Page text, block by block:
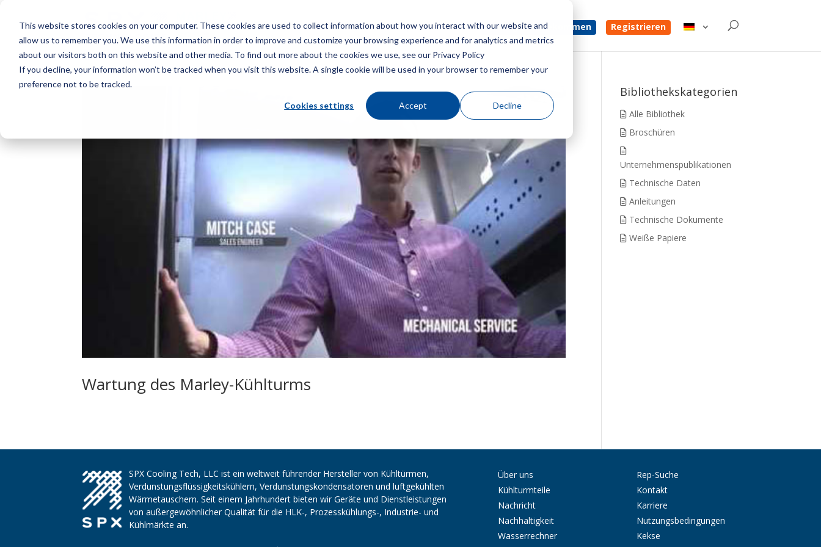
This website stores cookies on your computer. These cookies are used to collect information about how you interact with our website and
allow us to remember you. We use this information in order to improve and customize your browsing experience and for analytics and metrics
about our visitors both on this website and other media. To find out more about the cookies we use, see our Privacy Policy
If you decline, your information won’t be tracked when you visit this website. A single cookie will be used in your browser to remember your
preference not to be tracked.
Cookies settings Accept Decline
Speisekarte Ein Angebot bekommen Registrieren
Wartung des Marley-Kühlturms
Bibliothekskategorien
Alle Bibliothek
Broschüren
Unternehmenspublikationen
Technische Daten
Anleitungen
Technische Dokumente
Weiße Papiere
SPX Cooling Tech, LLC ist ein weltweit führender Hersteller von Kühltürmen,
Verdunstungsflüssigkeitskühlern, Verdunstungskondensatoren und luftgekühlten
Wärmetauschern. Seit einem Jahrhundert bieten wir Geräte und Dienstleistungen
von außergewöhnlicher Qualität für die HLK-, Prozesskühlungs-, Industrie- und
Kühlmärkte an.
Über uns
Kühlturmteile
Nachricht
Nachhaltigkeit
Wasserrechner
Rep-Suche
Kontakt
Karriere
Nutzungsbedingungen
Kekse